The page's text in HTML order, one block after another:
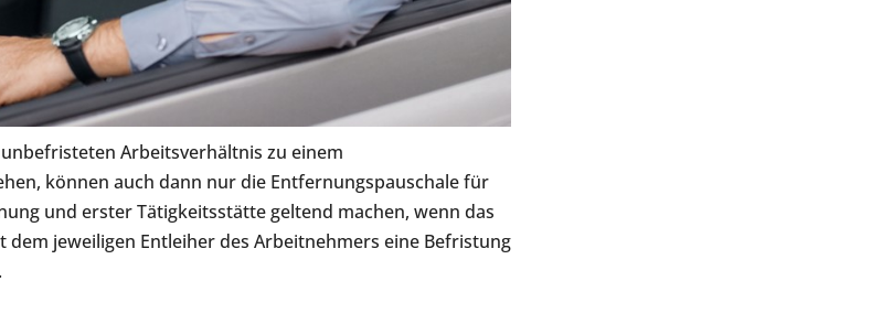
Arbeitsverhältnis zu einem
können auch dann nur die Entfernungspauschale für
und erster Tätigkeitsstätte geltend machen, wenn das
jeweiligen Entleiher des Arbeitnehmers eine Befristung